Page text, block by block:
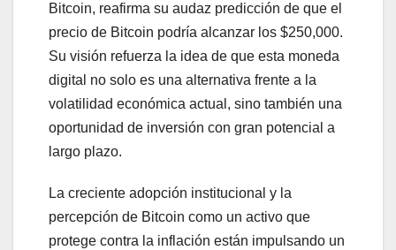
Bitcoin, reafirma su audaz predicción de que el
precio de Bitcoin podría alcanzar los $250,000.
Su visión refuerza la idea de que esta moneda
digital no solo es una alternativa frente a la
volatilidad económica actual, sino también una
oportunidad de inversión con gran potencial a
largo plazo.
La creciente adopción institucional y la
percepción de Bitcoin como un activo que
protege contra la inflación están impulsando un